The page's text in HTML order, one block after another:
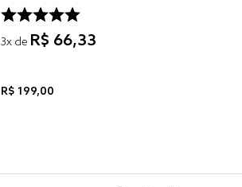
3x de R$ 66,33
R$ 199,00